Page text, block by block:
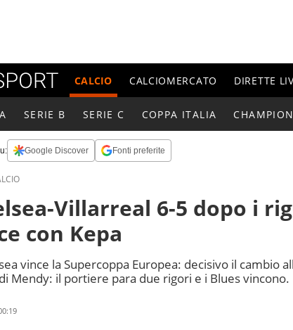
CALCIO CALCIOMERCATO DIRETTE
SERIE B SERIE C COPPA ITALIA
Google Discover Fonti preferite
Villarreal 6-5 dopo i
con Kepa
vince la Supercoppa Europea: decisivo il cambio
Mendy: il portiere para due rigori e i Blues vincono.